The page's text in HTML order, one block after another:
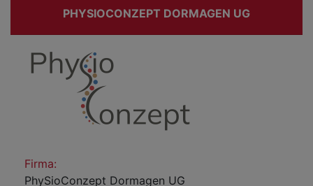
PHYSIOCONZEPT DORMAGEN UG
Firma:
PhySioConzept Dormagen UG